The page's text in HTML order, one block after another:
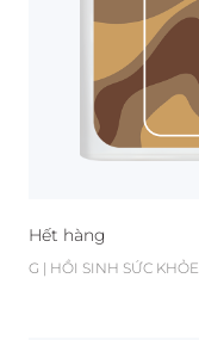
Hết hàng
G | HỒI SINH SỨC KHỎE